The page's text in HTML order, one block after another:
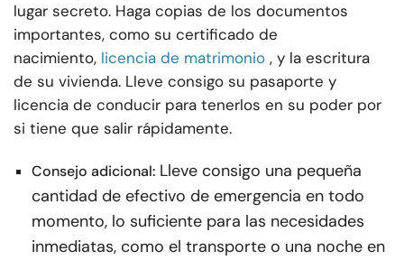
lugar secreto. Haga copias de los documentos
importantes, como su certificado de
nacimiento, licencia de matrimonio , y la escritura
de su vivienda. Lleve consigo su pasaporte y
licencia de conducir para tenerlos en su poder por
si tiene que salir rápidamente.
Consejo adicional: Lleve consigo una pequeña
cantidad de efectivo de emergencia en todo
momento, lo suficiente para las necesidades
inmediatas, como el transporte o una noche en